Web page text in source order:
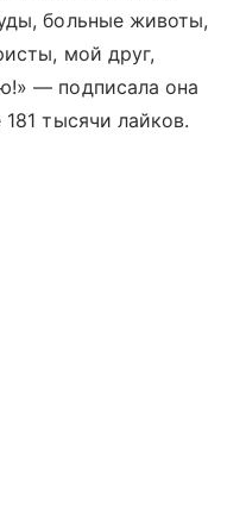
больные животы,
мой друг,
— подписала она
тысячи лайков.